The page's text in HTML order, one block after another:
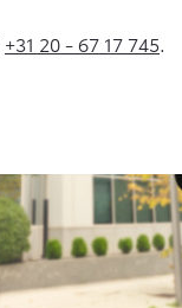
+31 20 - 67 17 745.